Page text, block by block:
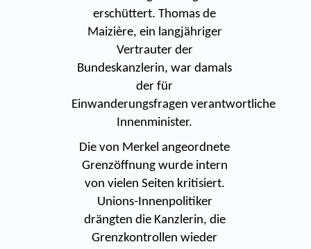
erschüttert. Thomas de
Maizière, ein langjähriger
Vertrauter der
Bundeskanzlerin, war damals
der für
Einwanderungsfragen verantwortliche
Innenminister.
Die von Merkel angeordnete
Grenzöffnung wurde intern
von vielen Seiten kritisiert.
Unions-Innenpolitiker
drängten die Kanzlerin, die
Grenzkontrollen wieder